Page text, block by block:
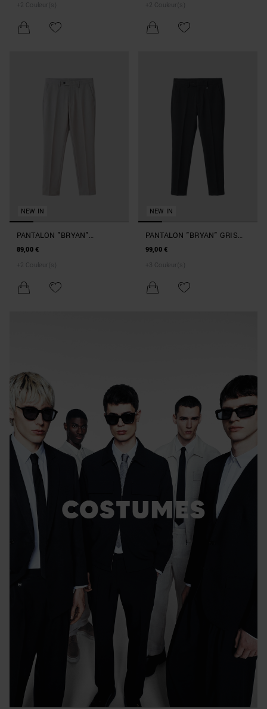
+ 2 Couleur(s)
+ 2 Couleur(s)
NEW IN
PANTALON "BRYAN"
COLORIS ARGILE SLIM FIT
89,00 €
+ 2 Couleur(s)
NEW IN
PANTALON "BRYAN" GRIS
CHINÉ FONCÉ SLIM FIT EN
99,00 €
+ 3 Couleur(s)